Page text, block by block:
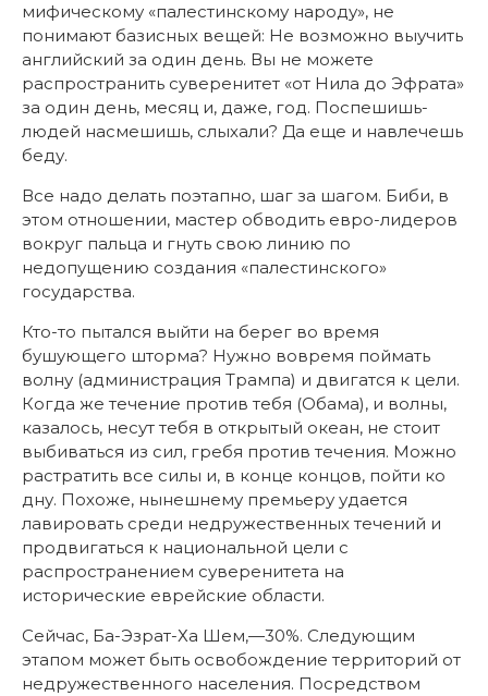
мифическому «палестинскому народу», не
понимают базисных вещей: Не возможно выучить
английский за один день. Вы не можете
распространить суверенитет «от Нила до Эфрата»
за один день, месяц и, даже, год. Поспешишь-
людей насмешишь, слыхали? Да еще и навлечешь
беду.
Все надо делать поэтапно, шаг за шагом. Биби, в
этом отношении, мастер обводить евро-лидеров
вокруг пальца и гнуть свою линию по
недопущению создания «палестинского»
государства.
Кто-то пытался выйти на берег во время
бушующего шторма? Нужно вовремя поймать
волну (администрация Трампа) и двигатся к цели.
Когда же течение против тебя (Обама), и волны,
казалось, несут тебя в открытый океан, не стоит
выбиваться из сил, гребя против течения. Можно
растратить все силы и, в конце концов, пойти ко
дну. Похоже, нынешнему премьеру удается
лавировать среди недружественных течений и
продвигаться к национальной цели с
распространением суверенитета на
исторические еврейские области.
Сейчас, Ба-Эзрат-Ха Шем,—30%. Следующим
этапом может быть освобождение территорий от
недружественного населения. Посредством